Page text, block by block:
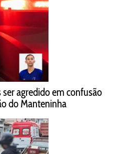
agredido em confusão
do Manteninha